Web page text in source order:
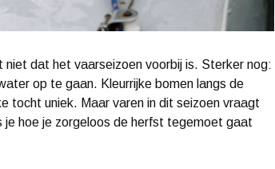
dat het vaarseizoen voorbij is. Sterker nog:
op te gaan. Kleurrijke bomen langs de
tocht uniek. Maar varen in dit seizoen vraagt
hoe je zorgeloos de herfst tegemoet gaat